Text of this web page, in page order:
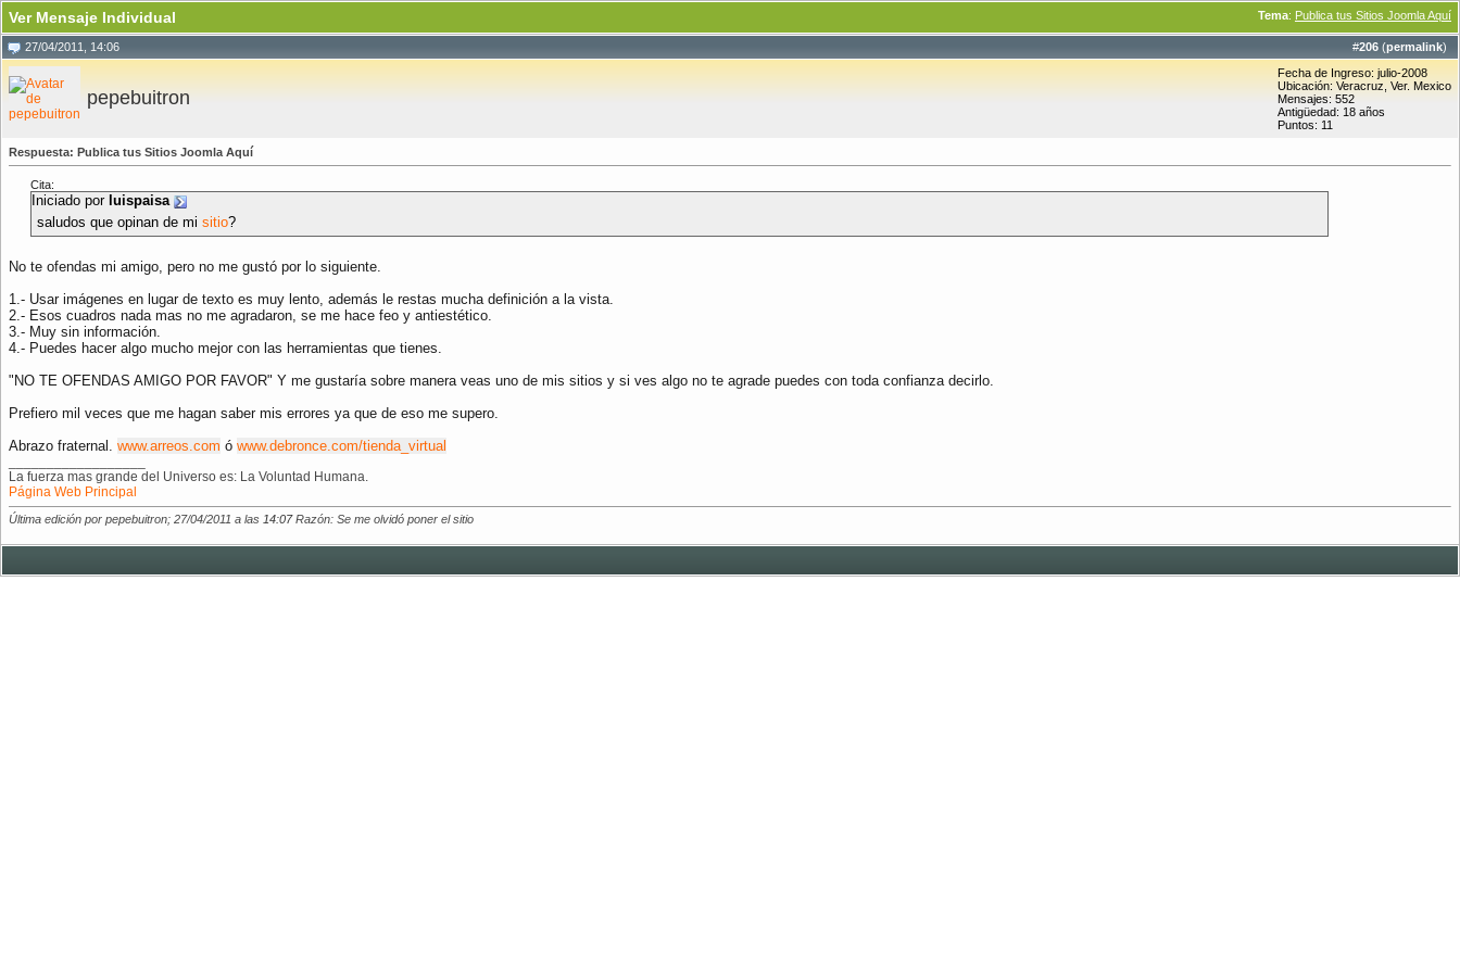
Tema: Publica tus Sitios Joomla Aquí
Ver Mensaje Individual
#206 (permalink)
27/04/2011, 14:06
pepebuitron
Fecha de Ingreso: julio-2008
Ubicación: Veracruz, Ver. Mexico
Mensajes: 552
Antigüedad: 18 años
Puntos: 11
Respuesta: Publica tus Sitios Joomla Aquí
Cita:
Iniciado por luispaisa
saludos que opinan de mi sitio?
No te ofendas mi amigo, pero no me gustó por lo siguiente.
1.- Usar imágenes en lugar de texto es muy lento, además le restas mucha definición a la vista.
2.- Esos cuadros nada mas no me agradaron, se me hace feo y antiestético.
3.- Muy sin información.
4.- Puedes hacer algo mucho mejor con las herramientas que tienes.
"NO TE OFENDAS AMIGO POR FAVOR" Y me gustaría sobre manera veas uno de mis sitios y si ves algo no te agrade puedes con toda confianza decirlo.
Prefiero mil veces que me hagan saber mis errores ya que de eso me supero.
Abrazo fraternal. www.arreos.com ó www.debronce.com/tienda_virtual
La fuerza mas grande del Universo es: La Voluntad Humana.
Página Web Principal
Última edición por pepebuitron; 27/04/2011 a las 14:07Razón: Se me olvidó poner el sitio